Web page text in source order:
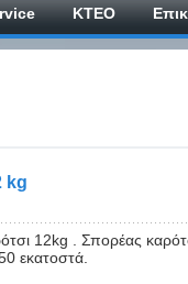
ΚΤΕΟ
kg
12kg . Σπορέας
εκατοστά.